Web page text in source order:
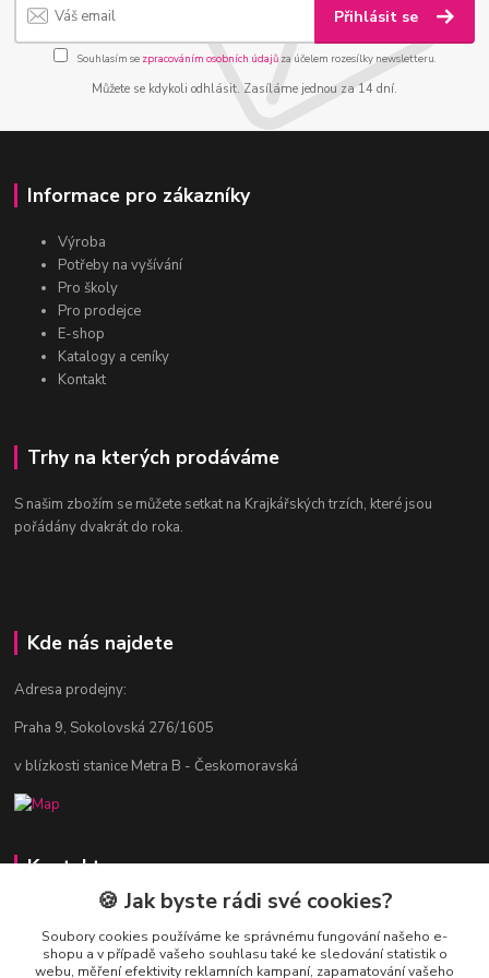
Přihlásit se
Souhlasím se zpracováním osobních údajůza účelem rozesílky newsletteru.
Můžete se kdykoli odhlásit. Zasíláme jednou za 14 dní.
Informace pro zákazníky
Výroba
Potřeby na vyšívání
Pro školy
Pro prodejce
E-shop
Katalogy a ceníky
Kontakt
Trhy na kterých prodáváme
S našim zbožím se můžete setkat na Krajkářských trzích, které jsou
pořádány dvakrát do roka.
Kde nás najdete
Adresa prodejny:
Praha 9, Sokolovská 276/1605
v blízkosti stanice Metra B - Českomoravská
Kontakty
Jitka Vlasáková
281 916 793
Po-Čt 8-16:30, Pá 8-14:30
🍪 Jak byste rádi své cookies?
Soubory cookies používáme ke správnému fungování našeho e-
shopu a v případě vašeho souhlasu také ke sledování statistik o
webu, měření efektivity reklamních kampaní, zapamatování vašeho